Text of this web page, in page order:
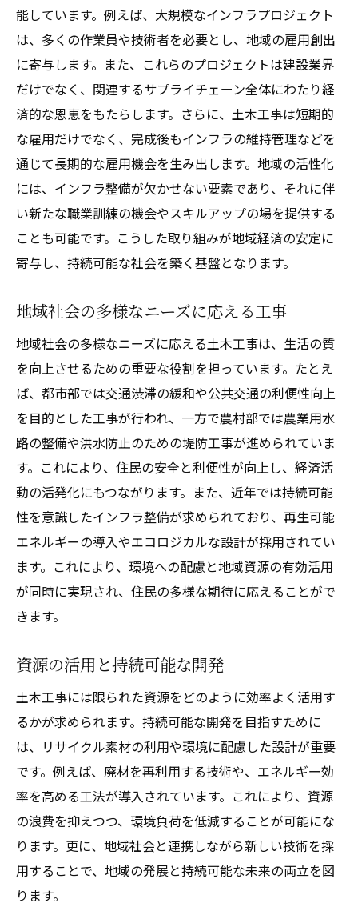
能しています。例えば、大規模なインフラプロジェクト
は、多くの作業員や技術者を必要とし、地域の雇用創出
に寄与します。また、これらのプロジェクトは建設業界
だけでなく、関連するサプライチェーン全体にわたり経
済的な恩恵をもたらします。さらに、土木工事は短期的
な雇用だけでなく、完成後もインフラの維持管理などを
通じて長期的な雇用機会を生み出します。地域の活性化
には、インフラ整備が欠かせない要素であり、それに伴
い新たな職業訓練の機会やスキルアップの場を提供する
ことも可能です。こうした取り組みが地域経済の安定に
寄与し、持続可能な社会を築く基盤となります。
地域社会の多様なニーズに応える工事
地域社会の多様なニーズに応える土木工事は、生活の質
を向上させるための重要な役割を担っています。たとえ
ば、都市部では交通渋滞の緩和や公共交通の利便性向上
を目的とした工事が行われ、一方で農村部では農業用水
路の整備や洪水防止のための堤防工事が進められていま
す。これにより、住民の安全と利便性が向上し、経済活
動の活発化にもつながります。また、近年では持続可能
性を意識したインフラ整備が求められており、再生可能
エネルギーの導入やエコロジカルな設計が採用されてい
ます。これにより、環境への配慮と地域資源の有効活用
が同時に実現され、住民の多様な期待に応えることがで
きます。
資源の活用と持続可能な開発
土木工事には限られた資源をどのように効率よく活用す
るかが求められます。持続可能な開発を目指すために
は、リサイクル素材の利用や環境に配慮した設計が重要
です。例えば、廃材を再利用する技術や、エネルギー効
率を高める工法が導入されています。これにより、資源
の浪費を抑えつつ、環境負荷を低減することが可能にな
ります。更に、地域社会と連携しながら新しい技術を採
用することで、地域の発展と持続可能な未来の両立を図
ります。